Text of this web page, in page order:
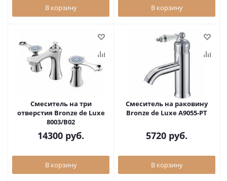
В корзину В корзину
Смеситель на три
отверстия Bronze de Luxe
8003/B02
14300 руб.
В корзину
Смеситель на раковину
Bronze de Luxe A9055-PT
5720 руб.
В корзину